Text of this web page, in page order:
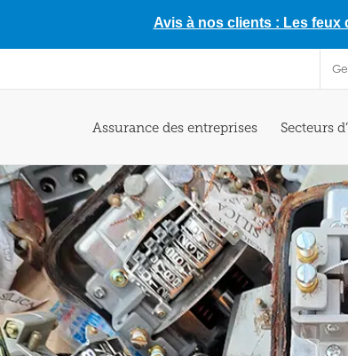
Assurance des entreprises Secteurs
Avis à nos clients : Les feux